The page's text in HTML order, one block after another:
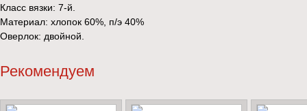
Класс вязки: 7-й.
Материал: хлопок 60%, п/э 40%
Оверлок: двойной.
Рекомендуем